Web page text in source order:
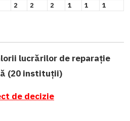
2 2 2 1 1 1
lucrărilor de reparație
(20 instituții)
de decizie